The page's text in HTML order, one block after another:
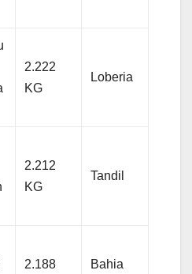
2.222
KG
Loberia
2.212
KG
Tandil
2.188
Bahia